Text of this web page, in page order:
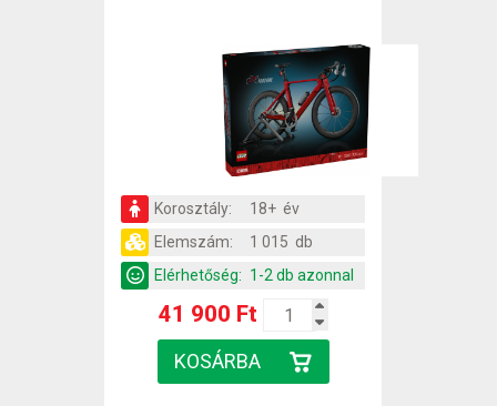
Korosztály:
18+ év
Elemszám:
1 015 db
Elérhetőség: 1-2 db azonnal
41 900 Ft